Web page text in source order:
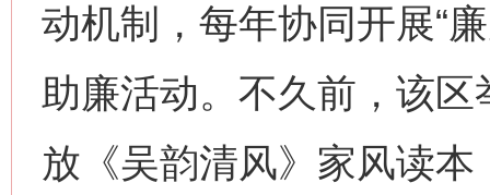
动机制，每年协同开展“
助廉活动。不久前，该区
放《吴韵清风》家风读本